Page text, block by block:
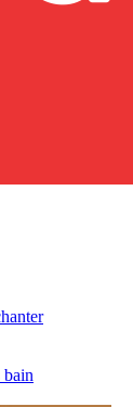
bain